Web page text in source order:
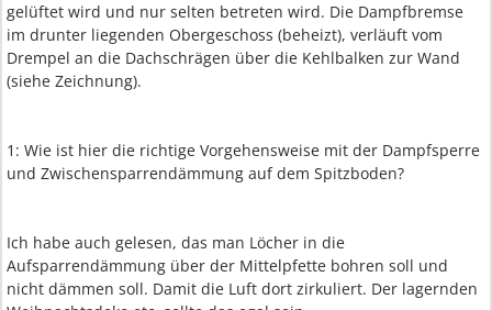
gelüftet wird und nur selten betreten wird. Die Dampfbremse
im drunter liegenden Obergeschoss (beheizt), verläuft vom
Drempel an die Dachschrägen über die Kehlbalken zur Wand
(siehe Zeichnung).
1: Wie ist hier die richtige Vorgehensweise mit der Dampfsperre
und Zwischensparrendämmung auf dem Spitzboden?
Ich habe auch gelesen, das man Löcher in die
Aufsparrendämmung über der Mittelpfette bohren soll und
nicht dämmen soll. Damit die Luft dort zirkuliert. Der lagernden